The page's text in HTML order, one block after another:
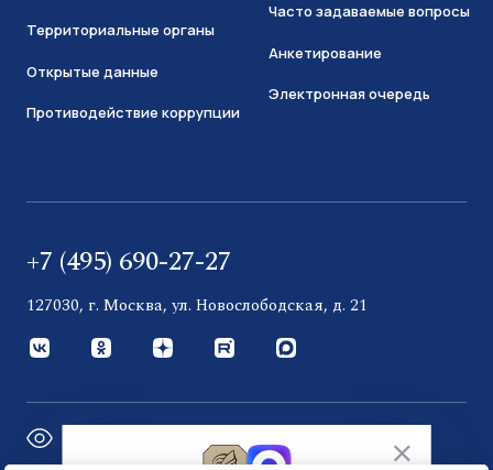
Территориальные органы
Открытые данные
Противодействие коррупции
Часто задаваемые вопросы
Анкетирование
Электронная очередь
+7 (495) 690-27-27
127030, г. Москва, ул. Новослободская, д. 21